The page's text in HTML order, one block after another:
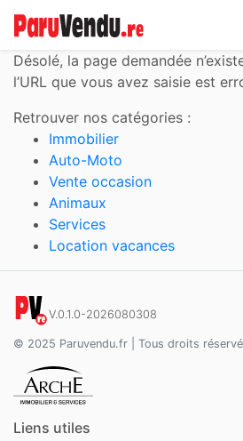
Désolé, la page demandée
l’URL que vous avez saisie est
Retrouver nos catégories :
Immobilier
Auto-Moto
Vente occasion
Animaux
Services
Location vacances
V.0.1.0-2026080308
© 2025 Paruvendu.fr | Tous droits
Liens utiles